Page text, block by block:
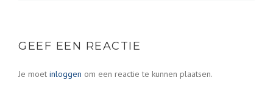
GEEF EEN REACTIE
Je moet inloggen om een reactie te kunnen plaatsen.